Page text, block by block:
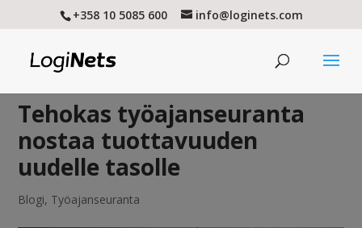
+358 10 5085 600 info@loginets.com
Tehokas työajanseuranta
nostaa tuottavuuden
uudelle tasolle
Blogi, Työajanseuranta